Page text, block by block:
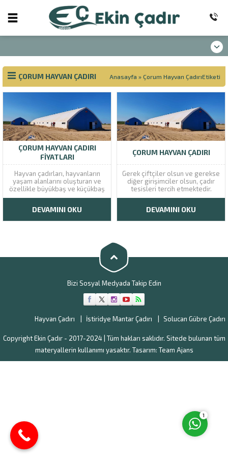
ÇORUM HAYVAN ÇADIRI Anasayfa » Çorum Hayvan ÇadırıEtiketi
ÇORUM HAYVAN ÇADIRI
FIYATLARI
Hayvan çadırları, hayvanların
yaşam alanlarını oluşturan ve
özellikle büyükbaş ve küçükbaş
hayvancılık ile ilgilenen kişilerin
çadırların standart çadırlar ile
karıştırılmaması önemlidir.
yaşayabilmeleri için hazırlanır.
Ayrıca gündelik...
DEVAMINI OKU
ÇORUM HAYVAN ÇADIRI
Gerek çiftçiler olsun ve gerekse
diğer girişimciler olsun, çadır
tesisleri tercih etmektedir.
Bunun en önemli nedeni
tesislerden farkı olmamasıdır.
Temel kazma, proje ve benzeri
DEVAMINI OKU
Bizi Sosyal Medyada Takip Edin
Hayvan Çadırı İstiridye Mantar Çadırı Solucan Gübre Çadırı
Copyright Ekin Çadır - 2017-2024 | Tüm hakları saklıdır. Sitede bulunan tüm
materyallerin kullanımı yasaktır. Tasarım: Team Ajans
1